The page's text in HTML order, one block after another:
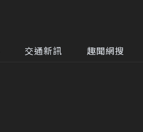
交通新訊 趣聞網搜